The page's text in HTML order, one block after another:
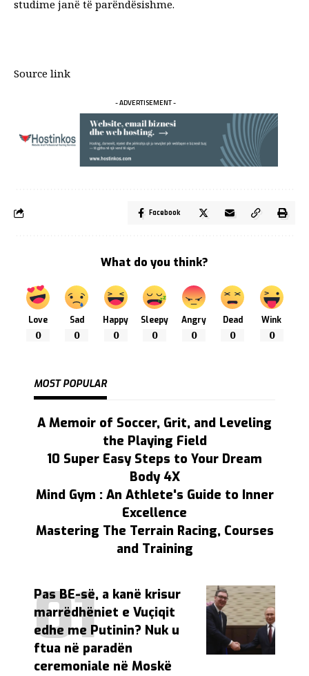
studime janë të parëndësishme.
Source link
- ADVERTISEMENT -
Facebook
What do you think?
Love
0
Sad
0
Happy
0
Sleepy
0
Angry
0
Dead
0
Wink
0
MOST POPULAR
A Memoir of Soccer, Grit, and Leveling
the Playing Field
10 Super Easy Steps to Your Dream
Body 4X
Mind Gym : An Athlete's Guide to Inner
Excellence
Mastering The Terrain Racing, Courses
and Training
Pas BE-së, a kanë krisur
marrëdhëniet e Vuçiqit
edhe me Putinin? Nuk u
ftua në paradën
ceremoniale në Moskë